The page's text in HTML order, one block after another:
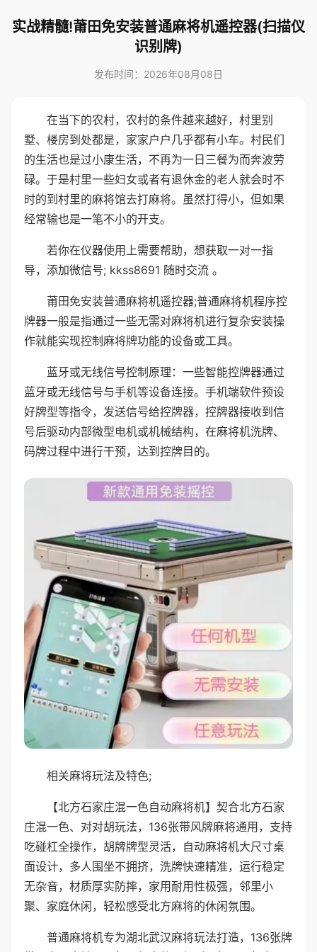
实战精髓!莆田免安装普通麻将机遥控器(扫描仪
识别牌)
发布时间：2026年08月08日
在当下的农村，农村的条件越来越好，村里别
墅、楼房到处都是，家家户户几乎都有小车。村民们
的生活也是过小康生活，不再为一日三餐为而奔波劳
碌。于是村里一些妇女或者有退休金的老人就会时不
时的到村里的麻将馆去打麻将。虽然打得小，但如果
经常输也是一笔不小的开支。
若你在仪器使用上需要帮助，想获取一对一指
导，添加微信号; kkss8691 随时交流 。
莆田免安装普通麻将机遥控器;普通麻将机程序控
牌器一般是指通过一些无需对麻将机进行复杂安装操
作就能实现控制麻将牌功能的设备或工具。
蓝牙或无线信号控制原理：一些智能控牌器通过
蓝牙或无线信号与手机等设备连接。手机端软件预设
好牌型等指令，发送信号给控牌器，控牌器接收到信
号后驱动内部微型电机或机械结构，在麻将机洗牌、
码牌过程中进行干预，达到控牌目的。
相关麻将玩法及特色;
【北方石家庄混一色自动麻将机】契合北方石家
庄混一色、对对胡玩法，136张带风牌麻将通用，支持
吃碰杠全操作，胡牌牌型灵活，自动麻将机大尺寸桌
面设计，多人围坐不拥挤，洗牌快速精准，运行稳定
无杂音，材质厚实防摔，家用耐用性极强，邻里小
聚、家庭休闲，轻松感受北方麻将的休闲氛围。
普通麻将机专为湖北武汉麻将玩法打造，136张牌